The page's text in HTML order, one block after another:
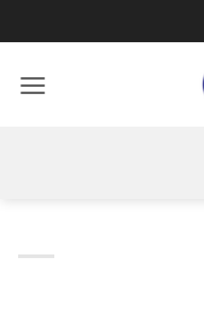
qua
nội